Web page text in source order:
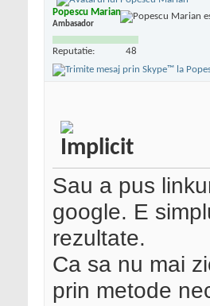
Popescu Marian
Ambasador
Reputatie: 48
Sau a pus
google. E
rezultate.
Ca sa nu mai
prin metode